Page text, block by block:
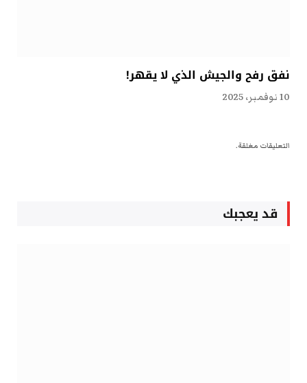
نفق رفح والجيش الذي لا يقهر!
10 نوفمبر، 2025
التعليقات مغلقة.
قد يعجبك